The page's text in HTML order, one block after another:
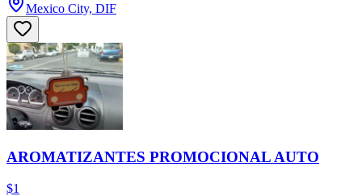
Mexico City, DIF
AROMATIZANTES PROMOCIONAL AUTO
$1